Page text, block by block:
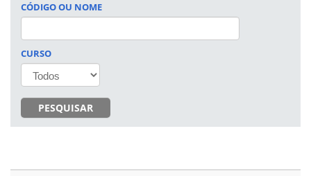
CÓDIGO OU NOME
CURSO
PESQUISAR